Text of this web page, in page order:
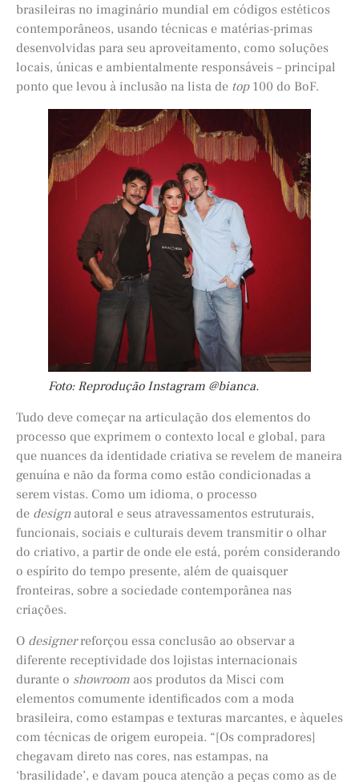
brasileiras no imaginário mundial em códigos estéticos
contemporâneos, usando técnicas e matérias-primas
desenvolvidas para seu aproveitamento, como soluções
locais, únicas e ambientalmente responsáveis – principal
ponto que levou à inclusão na lista de top 100 do BoF.
Foto: Reprodução Instagram @bianca.
Tudo deve começar na articulação dos elementos do
processo que exprimem o contexto local e global, para
que nuances da identidade criativa se revelem de maneira
genuína e não da forma como estão condicionadas a
serem vistas. Como um idioma, o processo
de design autoral e seus atravessamentos estruturais,
funcionais, sociais e culturais devem transmitir o olhar
do criativo, a partir de onde ele está, porém considerando
o espírito do tempo presente, além de quaisquer
fronteiras, sobre a sociedade contemporânea nas
criações.
O designerreforçou essa conclusão ao observar a
diferente receptividade dos lojistas internacionais
durante o showroom aos produtos da Misci com
elementos comumente identificados com a moda
brasileira, como estampas e texturas marcantes, e àqueles
com técnicas de origem europeia. “[Os compradores]
chegavam direto nas cores, nas estampas, na
‘brasilidade’, e davam pouca atenção a peças como as de